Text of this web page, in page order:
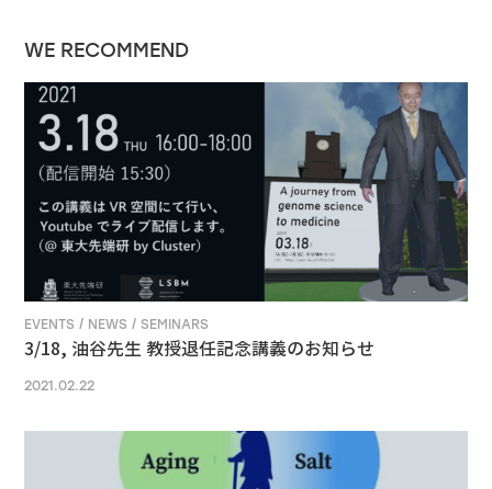
WE RECOMMEND
EVENTS / NEWS / SEMINARS
3/18, 油谷先生 教授退任記念講義のお知らせ
2021.02.22